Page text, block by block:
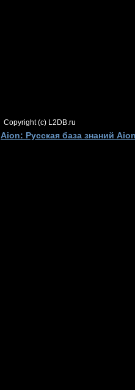
Copyright (c) L2DB.ru
Aion: Русская база знаний